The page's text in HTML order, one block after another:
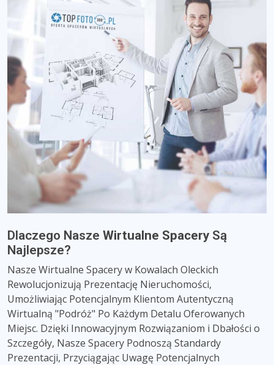
Dlaczego Nasze Wirtualne Spacery Są
Najlepsze?
Nasze Wirtualne Spacery w Kowalach Oleckich
Rewolucjonizują Prezentację Nieruchomości,
Umożliwiając Potencjalnym Klientom Autentyczną
Wirtualną "Podróż" Po Każdym Detalu Oferowanych
Miejsc. Dzięki Innowacyjnym Rozwiązaniom i Dbałości o
Szczegóły, Nasze Spacery Podnoszą Standardy
Prezentacji, Przyciągając Uwagę Potencjalnych